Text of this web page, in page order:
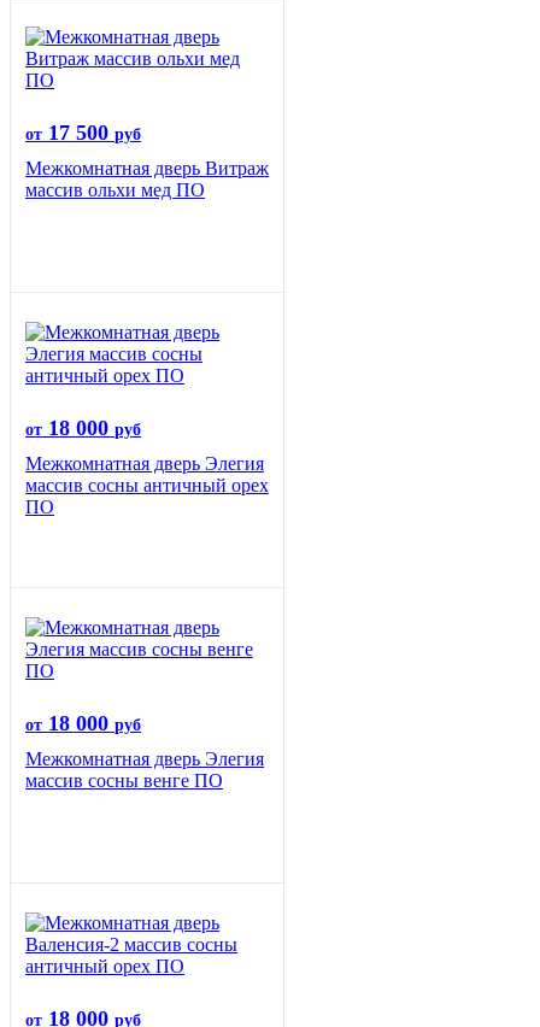
от 17 500 руб
Межкомнатная дверь Витраж
массив ольхи мед ПО
от 18 000 руб
Межкомнатная дверь Элегия
массив сосны античный орех
ПО
от 18 000 руб
Межкомнатная дверь Элегия
массив сосны венге ПО
от 18 000 руб